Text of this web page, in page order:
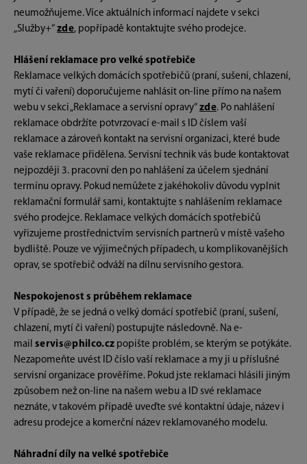
neumožňujeme. Více aktuálních informací najdete v sekci
„Služby+“ zde, popřípadě kontaktujte svého prodejce.
Hlášení reklamace pro velké spotřebiče
Reklamace velkých domácích spotřebičů (praní, sušení, chlazení,
mytí či vaření) doporučujeme nahlásit on-line přímo na našem
webu v sekci „Reklamace a servisní opravy“ zde. Po nahlášení
reklamace obdržíte potvrzovací e-mail s ID číslem vaší
reklamace a zároveň kontakt na servisní organizaci, které bude
vaše reklamace přidělena. Servisní technik vás bude kontaktovat
nejpozději 3. pracovní den po nahlášení za účelem sjednání
termínu opravy. Pokud nemůžete z jakéhokoliv důvodu vyplnit
reklamační formulář sami, kontaktujte s nahlášením reklamace
svého prodejce. Reklamace velkých domácích spotřebičů
vyřizujeme prostřednictvím servisních partnerů v místě vašeho
bydliště. Pouze ve výjimečných případech, u komplikovanějších
oprav, se spotřebič odváží na dílnu servisního gestora.
Nespokojenost s průběhem reklamace
V případě, že se jedná o velký domácí spotřebič (praní, sušení,
chlazení, mytí či vaření) postupujte následovně. Na e-
mail servis@philco.cz popište problém, se kterým se potýkáte.
Nezapomeňte uvést ID číslo vaší reklamace a my ji u příslušné
servisní organizace prověříme. Pokud jste reklamaci hlásili jiným
způsobem než on-line na našem webu a ID své reklamace
neznáte, v takovém případě uveďte své kontaktní údaje, název i
adresu prodejce a komerční název reklamovaného modelu.
Náhradní díly na velké spotřebiče